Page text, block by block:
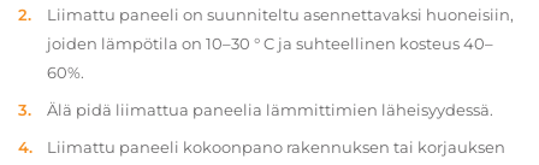
Liimattu paneeli on suunniteltu asennettavaksi huoneisiin,
joiden lämpötila on 10–30 ° C ja suhteellinen kosteus 40–
60%.
Älä pidä liimattua paneelia lämmittimien läheisyydessä.
Liimattu paneeli kokoonpano rakennuksen tai korjauksen